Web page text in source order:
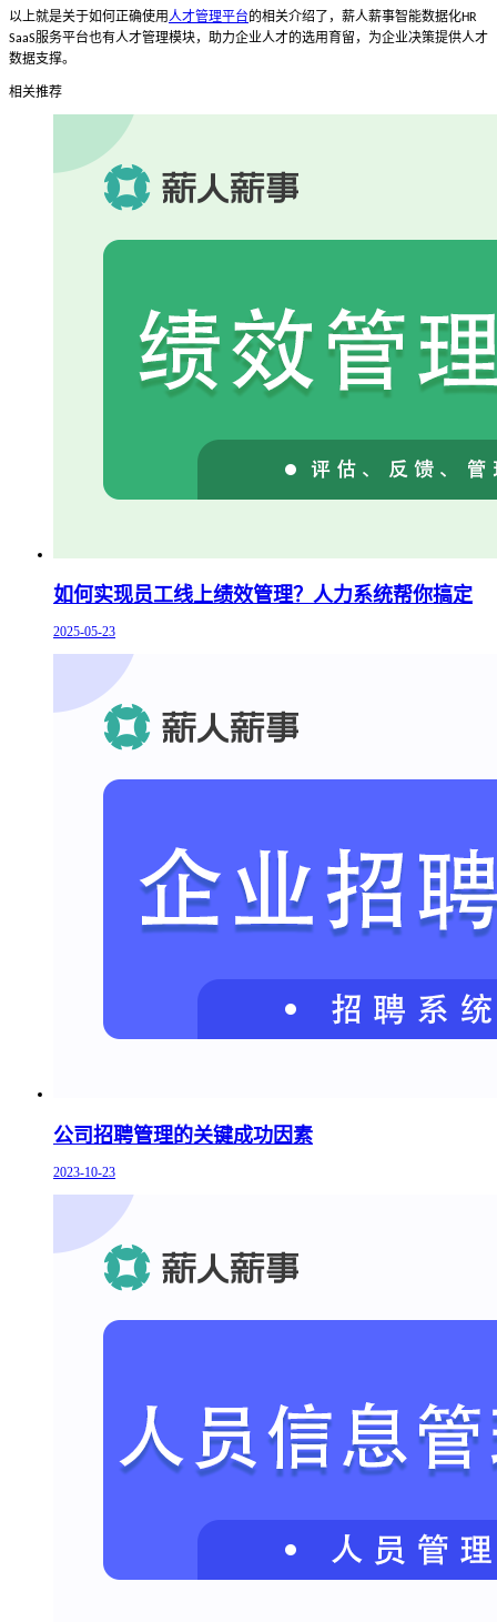
以上就是关于如何正确使用 人才管理平台的相关介绍了，薪人薪事智能数据化HR
SaaS服务平台也有人才管理模块，助力企业人才的选用育留，为企业决策提供人才
数据支撑。
相关推荐
如何实现员工线上绩效管理？人力系统帮你搞定
2025-05-23
公司招聘管理的关键成功因素
2023-10-23